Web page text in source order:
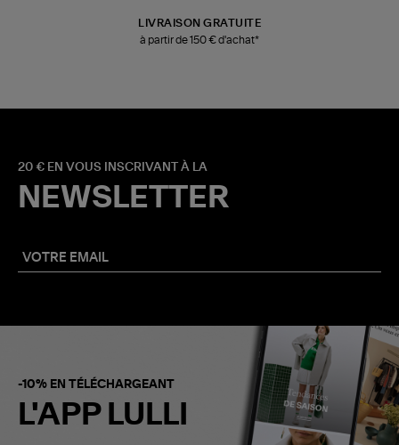
LIVRAISON GRATUITE
à partir de 150 € d'achat*
20 € EN VOUS INSCRIVANT À LA
NEWSLETTER
-10% EN TÉLÉCHARGEANT
L'APP LULLI